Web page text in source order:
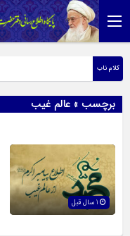
کلام ناب
برچسب » عالم غیب